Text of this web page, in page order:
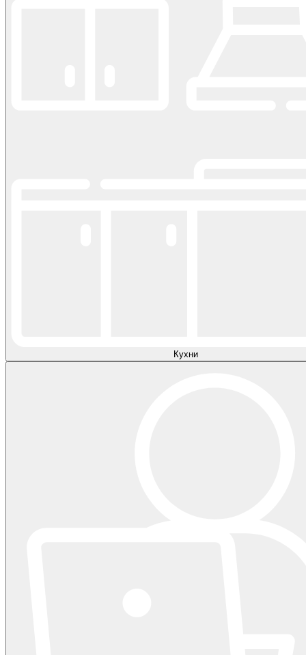
Кухни